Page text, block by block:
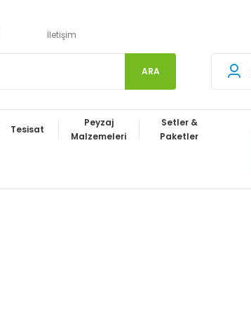
İletişim
ARA
Tesisat
Peyzaj
Malzemeleri
Setler &
Paketler